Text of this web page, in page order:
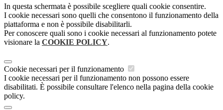
In questa schermata è possibile scegliere quali cookie consentire.
I cookie necessari sono quelli che consentono il funzionamento della
piattaforma e non è possibile disabilitarli.
Per conoscere quali sono i cookie necessari al funzionamento potete
visionare la COOKIE POLICY.
Cookie necessari per il funzionamento
I cookie necessari per il funzionamento non possono essere
disabilitati. È possibile consultare l'elenco nella pagina della cookie
policy.